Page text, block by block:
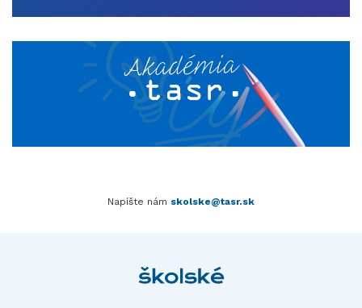
Napíšte nám skolske@tasr.sk